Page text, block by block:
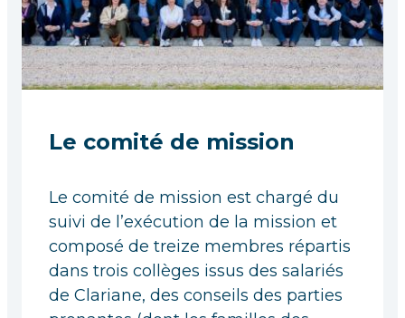
Le comité de mission
Le comité de mission est chargé du
suivi de l’exécution de la mission et
composé de treize membres répartis
dans trois collèges issus des salariés
de Clariane, des conseils des parties